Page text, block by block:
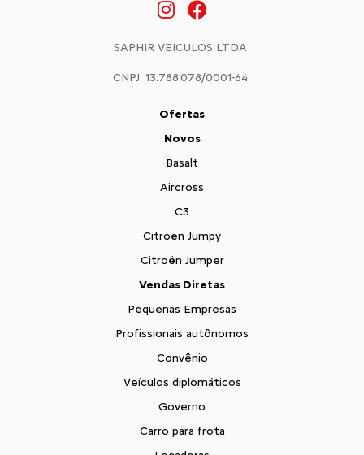
SAPHIR VEICULOS LTDA
CNPJ: 13.788.078/0001-64
Ofertas
Novos
Basalt
Aircross
C3
Citroën Jumpy
Citroën Jumper
Vendas Diretas
Pequenas Empresas
Profissionais autônomos
Convênio
Veículos diplomáticos
Governo
Carro para frota